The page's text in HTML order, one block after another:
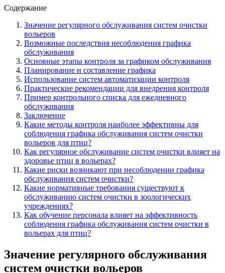
Содержание
Значение регулярного обслуживания систем очистки
вольеров
Возможные последствия несоблюдения графика
обслуживания
Основные этапы контроля за графиком обслуживания
Планирование и составление графика
Использование систем автоматизации контроля
Практические рекомендации для внедрения контроля
Пример контрольного списка для ежедневного
обслуживания
Заключение
Какие методы контроля наиболее эффективны для
соблюдения графика обслуживания систем очистки
вольеров для птиц?
Как регулярное обслуживание систем очистки влияет на
здоровье птиц в вольерах?
Какие риски возникают при несоблюдении графика
обслуживания систем очистки?
Какие нормативные требования существуют к
обслуживанию систем очистки в зоологических
учреждениях?
Как обучение персонала влияет на эффективность
соблюдения графика обслуживания систем очистки в
вольерах для птиц?
Значение регулярного обслуживания
систем очистки вольеров